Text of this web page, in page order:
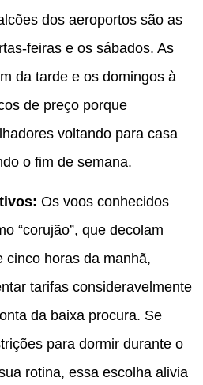
dos aeroportos são as
feiras e os sábados. As
da tarde e os domingos à
de preço porque
voltando para casa
o fim de semana.
Os voos conhecidos
“corujão”, que decolam
cinco horas da manhã,
tarifas consideravelmente
da baixa procura. Se
para dormir durante o
rotina, essa escolha alivia